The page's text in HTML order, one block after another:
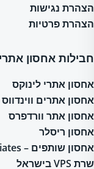
הצהרת נגישות
הצהרת פרטיות
חבילות אחסון
אחסון אתרי לינוקס
אחסון אתרים ווינדווס
אחסון אתר וורדפרס
אחסון ריסלר
אחסון שותפים – Affiliates
שרת VPS בישראל